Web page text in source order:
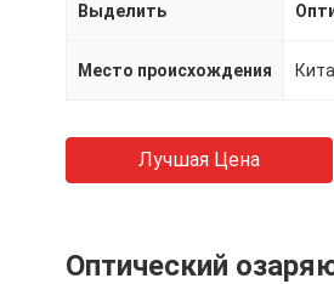
Выделить
Место происхождения
Лучшая Цена
Оптический